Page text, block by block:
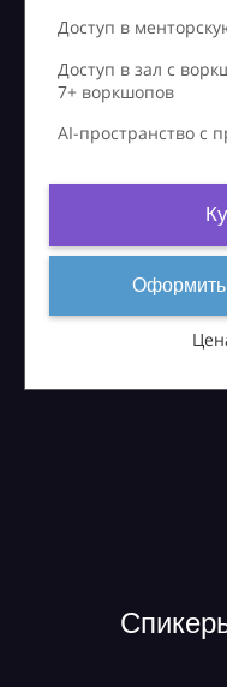
Доступ в
Доступ в зал с
7+ воркшопов
AI-пространство с
Оформить